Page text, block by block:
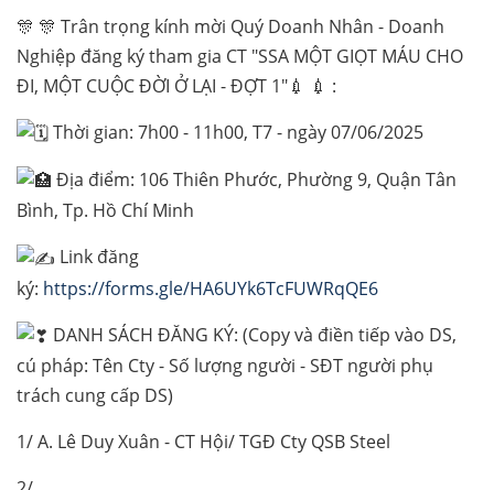
🎊 🎊 Trân trọng kính mời Quý Doanh Nhân - Doanh
Nghiệp đăng ký tham gia CT "SSA MỘT GIỌT MÁU CHO
ĐI, MỘT CUỘC ĐỜI Ở LẠI - ĐỢT 1"💉 💉 :
Thời gian: 7h00 - 11h00, T7 - ngày 07/06/2025
Địa điểm: 106 Thiên Phước, Phường 9, Quận Tân
Bình, Tp. Hồ Chí Minh
Link đăng
ký: https://forms.gle/HA6UYk6TcFUWRqQE6
DANH SÁCH ĐĂNG KÝ: (Copy và điền tiếp vào DS,
cú pháp: Tên Cty - Số lượng người - SĐT người phụ
trách cung cấp DS)
1/ A. Lê Duy Xuân - CT Hội/ TGĐ Cty QSB Steel